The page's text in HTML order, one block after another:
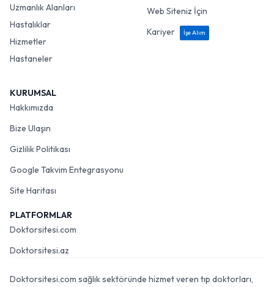
Uzmanlık Alanları
Hastalıklar
Hizmetler
Hastaneler
Web Siteniz İçin
Kariyer
İşe Alım
KURUMSAL
Hakkımızda
Bize Ulaşın
Gizlilik Politikası
Google Takvim Entegrasyonu
Site Haritası
PLATFORMLAR
Doktorsitesi.com
Doktorsitesi.az
Doktorsitesi.com sağlık sektöründe hizmet veren tıp doktorları,